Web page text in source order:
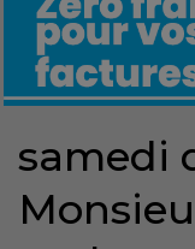
samedi